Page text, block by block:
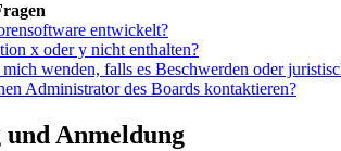
entwickelt?
x oder y nicht enthalten?
wenden, falls es Beschwerden oder
Administrator des Boards kontaktieren?
Anmeldung